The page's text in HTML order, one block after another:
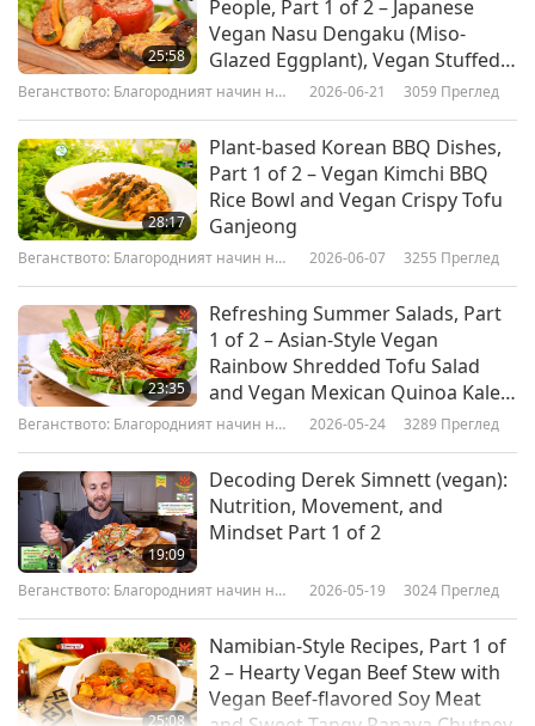
25:58
People, Part 1 of 2 – Japanese
Vegan Nasu Dengaku (Miso-
Glazed Eggplant), Vegan Stuffed
Peppers & Portobello
Potatoes & Brussels Sprouts
Веганството: Благородният начин на
2026-06-21 3059 Преглед
28:17
Plant-based Korean BBQ Dishes,
Part 1 of 2 – Vegan Kimchi BBQ
Rice Bowl and Vegan Crispy Tofu
Ganjeong
Веганството: Благородният начин на
2026-06-07 3255 Преглед
23:35
Refreshing Summer Salads, Part
1 of 2 – Asian-Style Vegan
Rainbow Shredded Tofu Salad
and Vegan Mexican Quinoa Kale
Salad
Веганството: Благородният начин на
2026-05-24 3289 Преглед
19:09
Decoding Derek Simnett (vegan):
Nutrition, Movement, and
Mindset Part 1 of 2
Веганството: Благородният начин на
2026-05-19 3024 Преглед
25:08
Namibian-Style Recipes, Part 1 of
2 – Hearty Vegan Beef Stew with
Vegan Beef-flavored Soy Meat